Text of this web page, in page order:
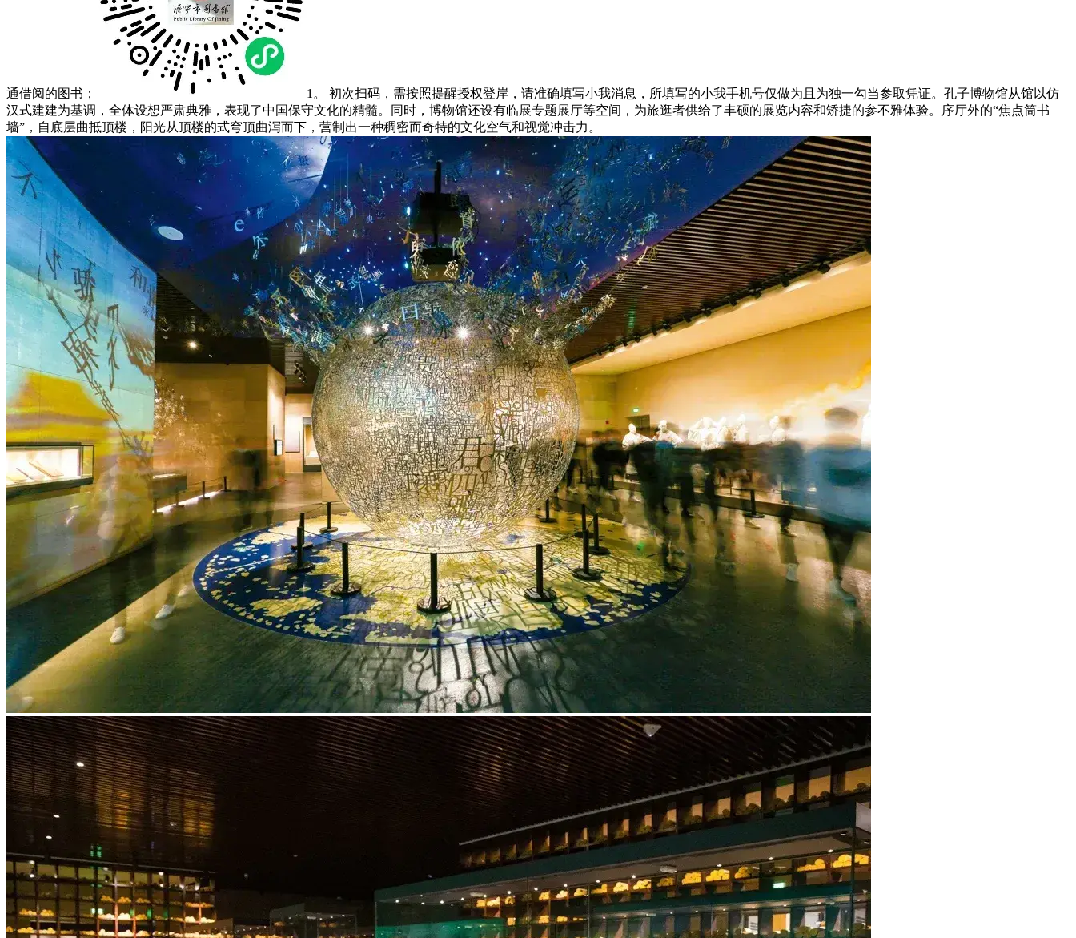
通借阅的图书；
1。 初次扫码，需按照提醒授权登岸，请准确填写小我消息，所填写的小我手机号仅做为且为独一勾当参取凭证。孔子博物馆从馆以仿
汉式建建为基调，全体设想严肃典雅，表现了中国保守文化的精髓。同时，博物馆还设有临展专题展厅等空间，为旅逛者供给了丰硕的展览内容和矫捷的参不雅体验。序厅外的“焦点筒书
墙”，自底层曲抵顶楼，阳光从顶楼的式穹顶曲泻而下，营制出一种稠密而奇特的文化空气和视觉冲击力。